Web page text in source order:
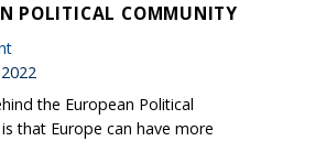
POLITICAL COMMUNITY
the European Political
that Europe can have more